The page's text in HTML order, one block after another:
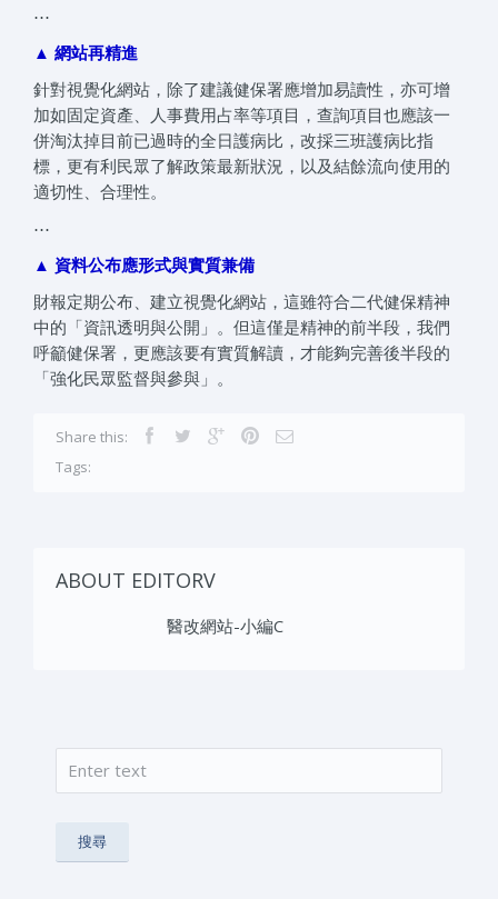
⋯
▲ 網站再精進
針對視覺化網站，除了建議健保署應增加易讀性，亦可增
加如固定資產、人事費用占率等項目，查詢項目也應該一
併淘汰掉目前已過時的全日護病比，改採三班護病比指
標，更有利民眾了解政策最新狀況，以及結餘流向使用的
適切性、合理性。
⋯
▲ 資料公布應形式與實質兼備
財報定期公布、建立視覺化網站，這雖符合二代健保精神
中的「資訊透明與公開」。但這僅是精神的前半段，我們
呼籲健保署，更應該要有實質解讀，才能夠完善後半段的
「強化民眾監督與參與」。
Share this:
Tags:
ABOUT EDITORV
醫改網站-小編C
搜尋表單